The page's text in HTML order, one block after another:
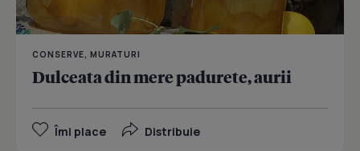
CONSERVE, MURATURI
Dulceata din mere padurete, aurii
Îmi place Distribuie